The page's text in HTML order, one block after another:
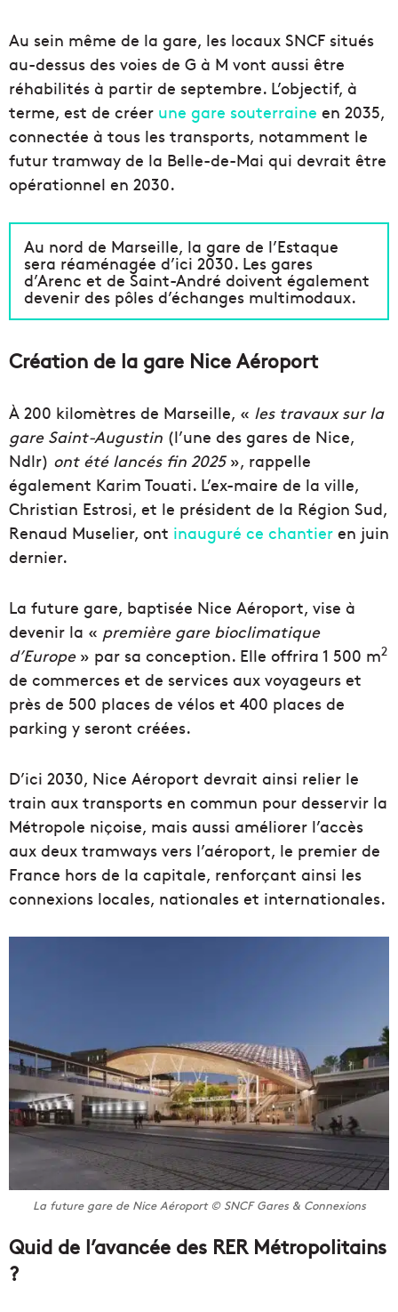
Au sein même de la gare, les locaux SNCF situés
au-dessus des voies de G à M vont aussi être
réhabilités à partir de septembre. L’objectif, à
terme, est de créer une gare souterraine en 2035,
connectée à tous les transports, notamment le
futur tramway de la Belle-de-Mai qui devrait être
opérationnel en 2030.
Au nord de Marseille, la gare de l’Estaque
sera réaménagée d’ici 2030. Les gares
d’Arenc et de Saint-André doivent également
devenir des pôles d’échanges multimodaux.
Création de la gare Nice Aéroport
À 200 kilomètres de Marseille, « les travaux sur la
gare Saint-Augustin (l’une des gares de Nice,
Ndlr) ont été lancés fin 2025», rappelle
également Karim Touati. L’ex-maire de la ville,
Christian Estrosi, et le président de la Région Sud,
Renaud Muselier, ont inauguré ce chantier en juin
dernier.
La future gare, baptisée Nice Aéroport, vise à
devenir la « première gare bioclimatique
d’Europe» par sa conception. Elle offrira 1 500 m2
de commerces et de services aux voyageurs et
près de 500 places de vélos et 400 places de
parking y seront créées.
D’ici 2030, Nice Aéroport devrait ainsi relier le
train aux transports en commun pour desservir la
Métropole niçoise, mais aussi améliorer l’accès
aux deux tramways vers l’aéroport, le premier de
France hors de la capitale, renforçant ainsi les
connexions locales, nationales et internationales.
La future gare de Nice Aéroport © SNCF Gares & Connexions
Quid de l’avancée des RER Métropolitains
?